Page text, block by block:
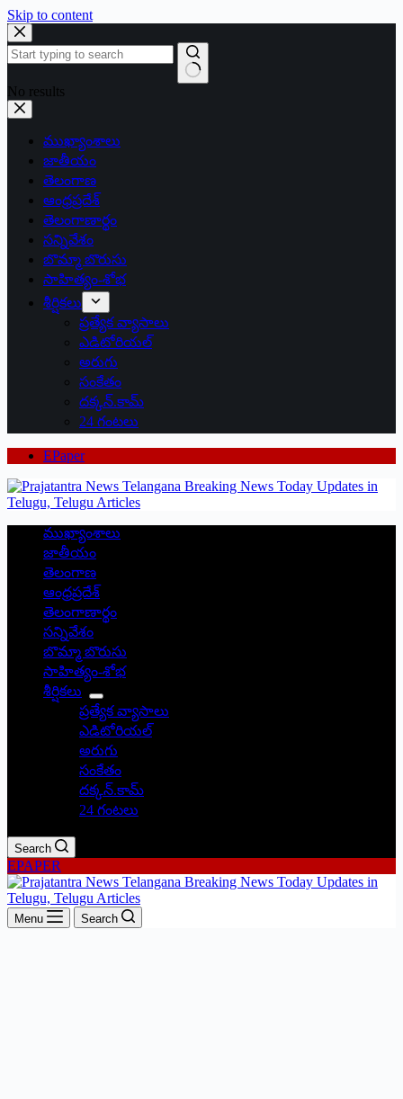
Skip to content
No results
ముఖ్యాంశాలు
జాతీయం
తెలంగాణ
ఆంధ్రప్రదేశ్
తెలంగాణార్థం
సన్నివేశం
బొమ్మా బొరుసు
సాహిత్యం-శోభ
శీర్షికలు
ప్రత్యేక వ్యాసాలు
ఎడిటోరియల్
అరుగు
సంకేతం
దక్కన్.కామ్
24 గంటలు
EPaper
ముఖ్యాంశాలు
జాతీయం
తెలంగాణ
ఆంధ్రప్రదేశ్
తెలంగాణార్థం
సన్నివేశం
బొమ్మా బొరుసు
సాహిత్యం-శోభ
శీర్షికలు
ప్రత్యేక వ్యాసాలు
ఎడిటోరియల్
అరుగు
సంకేతం
దక్కన్.కామ్
24 గంటలు
Search
EPAPER
Menu Search